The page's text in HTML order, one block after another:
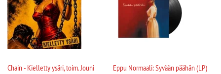
Chain - Kielletty ysäri, toim. Jouni
Eppu Normaali: Syvään päähän (LP)